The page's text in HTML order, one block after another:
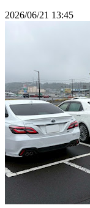
2026/06/21 13:45